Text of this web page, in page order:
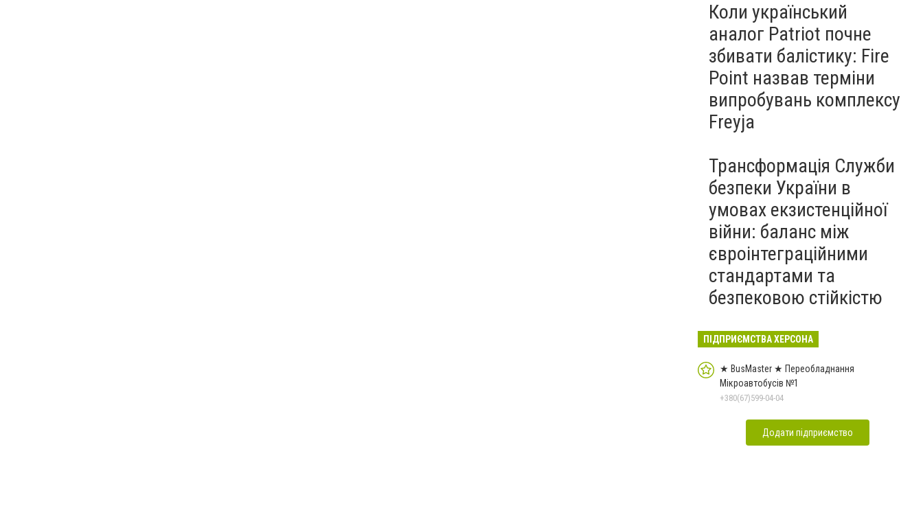
Коли український
аналог Patriot почне
збивати балістику: Fire
Point назвав терміни
випробувань комплексу
Freyja
Трансформація Служби
безпеки України в
умовах екзистенційної
війни: баланс між
євроінтеграційними
стандартами та
безпековою стійкістю
ПІДПРИЄМСТВА ХЕРСОНА
★ BusMaster ★ Переобладнання
Мікроавтобусів №1
+380(67)599-04-04
Додати підприємство